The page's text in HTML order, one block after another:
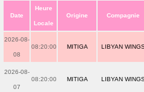
Date
Heure
Locale
Origine Compagnie
2026-08-
08
08:20:00 MITIGA LIBYAN
2026-08-
07
08:20:00 MITIGA LIBYAN